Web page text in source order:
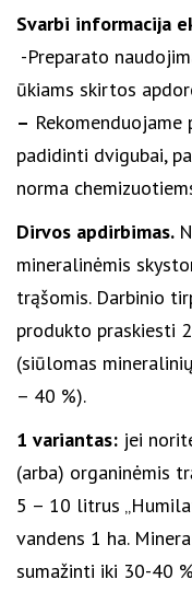
Svarbi informacija
-Preparato
ūkiams skirtos
–
padidinti dvigubai,
norma
Dirvos apdirbimas.
mineralinėmis
trąšomis. Darbinio
produkto praskiesti
(siūlomas
– 40 %).
1 variantas: jei
(arba) organinėmis
5 – 10 litrus
vandens 1 ha.
sumažinti iki 30-40